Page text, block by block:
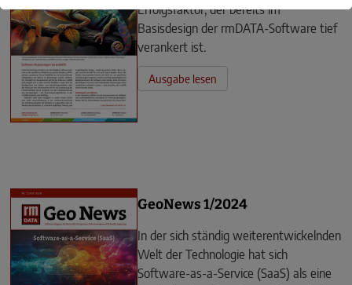
Erfolgsfaktor, der bereits im
Basisdesign der rmDATA-Software tief
verankert ist.
Ausgabe lesen
GeoNews 1/2024
In der sich ständig weiterentwickelnden
Welt der Technologie hat sich
Software-as-a-Service (SaaS) als eine